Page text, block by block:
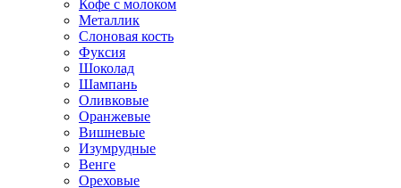
Кофе с молоком
Металлик
Слоновая кость
Фуксия
Шоколад
Шампань
Оливковые
Оранжевые
Вишневые
Изумрудные
Венге
Ореховые